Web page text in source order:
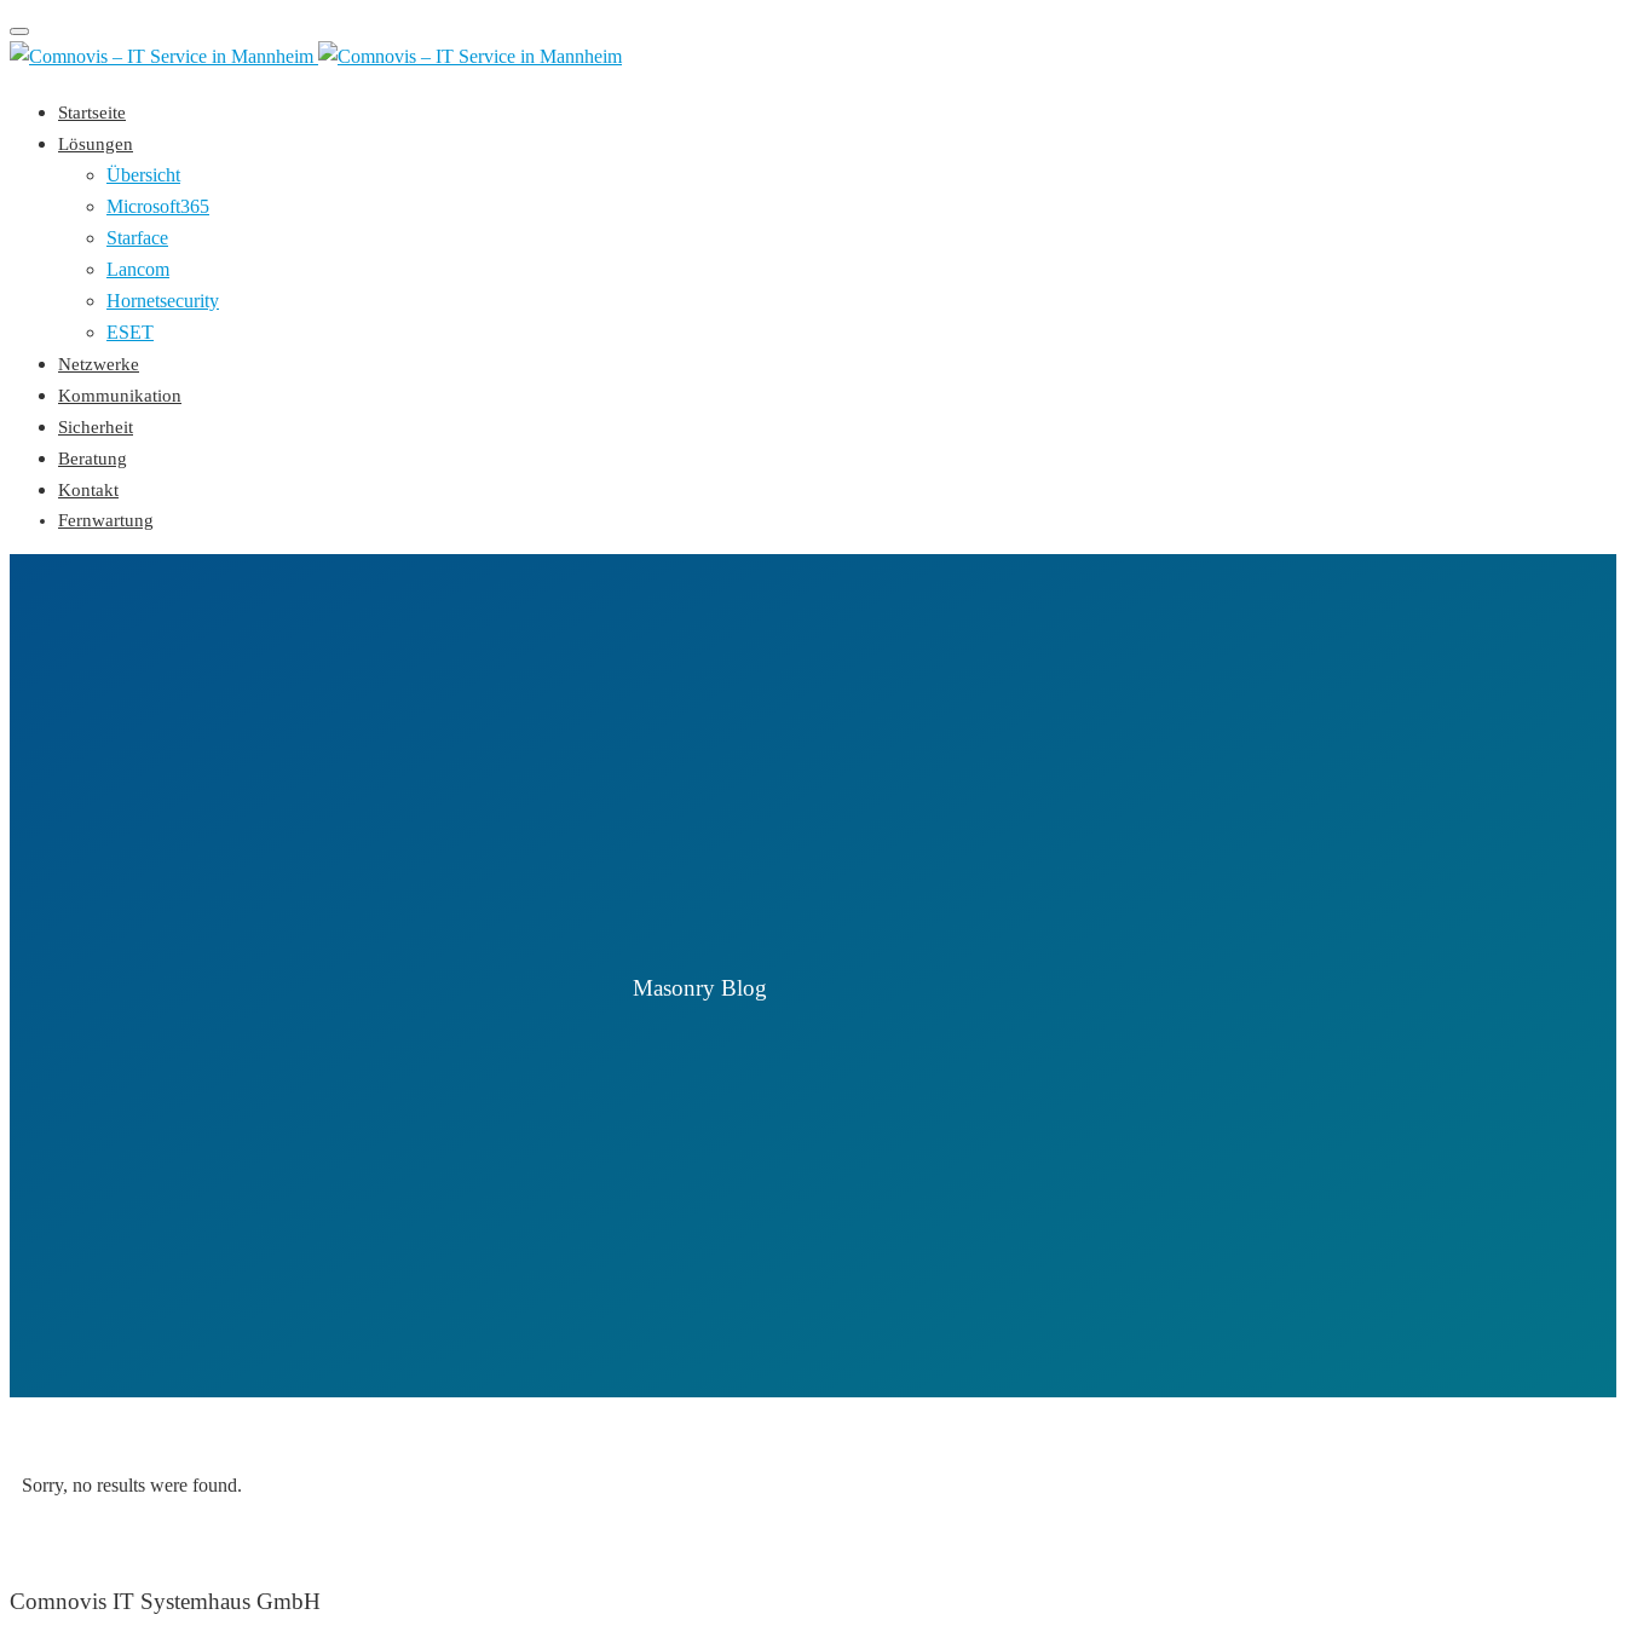
Toggle
navigation
Startseite
Lösungen
Übersicht
Microsoft365
Starface
Lancom
Hornetsecurity
ESET
Netzwerke
Kommunikation
Sicherheit
Beratung
Kontakt
Fernwartung
Masonry Blog
Sorry, no results were found.
Comnovis IT Systemhaus GmbH